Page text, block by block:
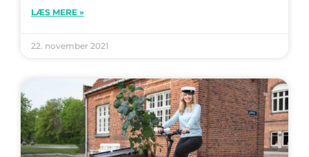
LÆS MERE »
22. november 2021